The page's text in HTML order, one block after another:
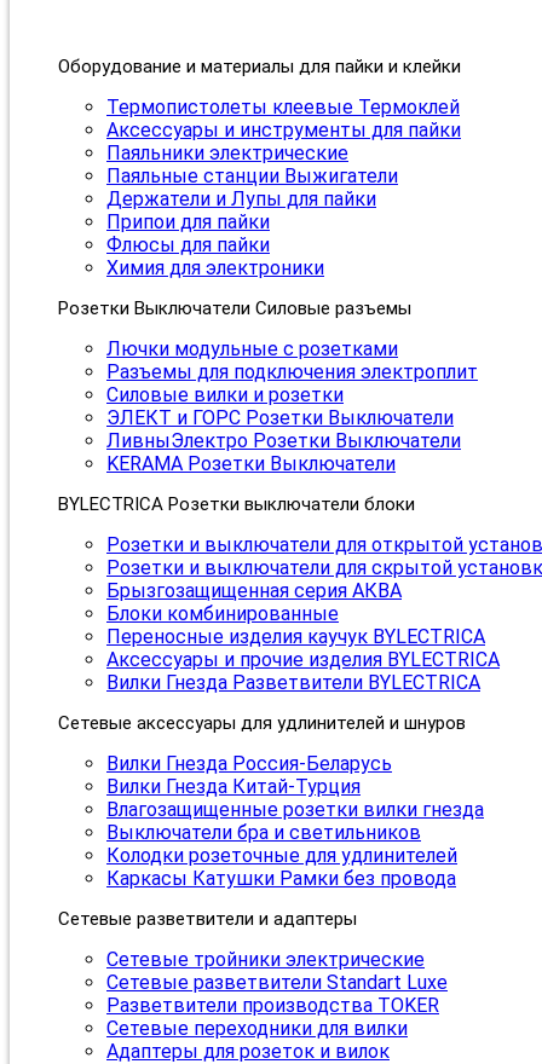
Оборудование и материалы для пайки и клейки
Термопистолеты клеевые Термоклей
Аксессуары и инструменты для пайки
Паяльники электрические
Паяльные станции Выжигатели
Держатели и Лупы для пайки
Припои для пайки
Флюсы для пайки
Химия для электроники
Розетки Выключатели Силовые разъемы
Лючки модульные с розетками
Разъемы для подключения электроплит
Силовые вилки и розетки
ЭЛЕКТ и ГОРС Розетки Выключатели
ЛивныЭлектро Розетки Выключатели
KERAMA Розетки Выключатели
BYLECTRICA Розетки выключатели блоки
Розетки и выключатели для открытой
Розетки и выключатели для скрытой
Брызгозащищенная серия АКВА
Блоки комбинированные
Переносные изделия каучук BYLECTRICA
Аксессуары и прочие изделия BYLECTRICA
Вилки Гнезда Разветвители BYLECTRICA
Сетевые аксессуары для удлинителей и шнуров
Вилки Гнезда Россия-Беларусь
Вилки Гнезда Китай-Турция
Влагозащищенные розетки вилки гнезда
Выключатели бра и светильников
Колодки розеточные для удлинителей
Каркасы Катушки Рамки без провода
Сетевые разветвители и адаптеры
Сетевые тройники электрические
Сетевые разветвители Standart Luxe
Разветвители производства TOKER
Сетевые переходники для вилки
Адаптеры для розеток и вилок